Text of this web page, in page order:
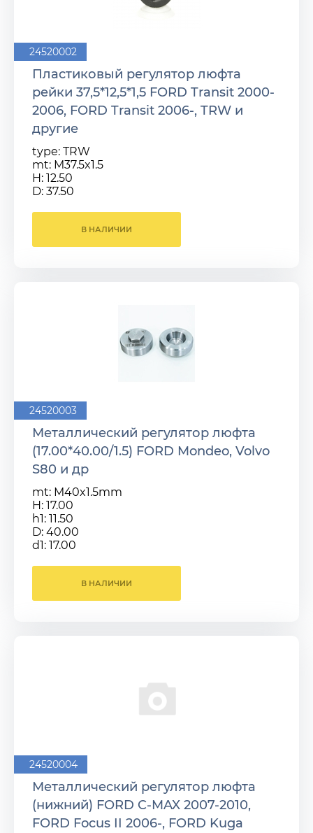
24520002
Пластиковый регулятор люфта
рейки 37,5*12,5*1,5 FORD Transit 2000-
2006, FORD Transit 2006-, TRW и
другие
type: TRW
mt: M37.5x1.5
H: 12.50
D: 37.50
В НАЛИЧИИ
24520003
Металлический регулятор люфта
(17.00*40.00/1.5) FORD Mondeo, Volvo
S80 и др
mt: M40x1.5mm
H: 17.00
h1: 11.50
D: 40.00
d1: 17.00
В НАЛИЧИИ
24520004
Металлический регулятор люфта
(нижний) FORD C-MAX 2007-2010,
FORD Focus II 2006-, FORD Kuga